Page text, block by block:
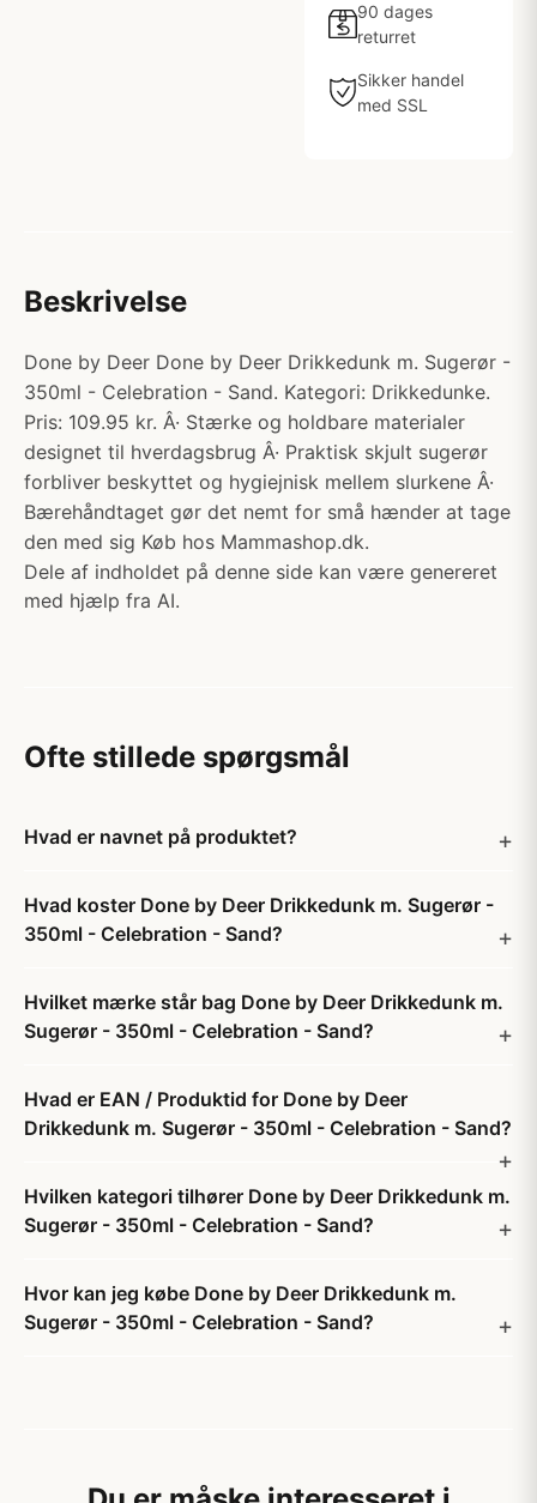
90 dages
returret
Sikker handel
med SSL
Beskrivelse
Done by Deer Done by Deer Drikkedunk m. Sugerør -
350ml - Celebration - Sand. Kategori: Drikkedunke.
Pris: 109.95 kr. Â· Stærke og holdbare materialer
designet til hverdagsbrug Â· Praktisk skjult sugerør
forbliver beskyttet og hygiejnisk mellem slurkene Â·
Bærehåndtaget gør det nemt for små hænder at tage
den med sig Køb hos Mammashop.dk.
Dele af indholdet på denne side kan være genereret
med hjælp fra AI.
Ofte stillede spørgsmål
Hvad er navnet på produktet?
Hvad koster Done by Deer Drikkedunk m. Sugerør -
350ml - Celebration - Sand?
Hvilket mærke står bag Done by Deer Drikkedunk m.
Sugerør - 350ml - Celebration - Sand?
Hvad er EAN / Produktid for Done by Deer
Drikkedunk m. Sugerør - 350ml - Celebration - Sand?
Hvilken kategori tilhører Done by Deer Drikkedunk m.
Sugerør - 350ml - Celebration - Sand?
Hvor kan jeg købe Done by Deer Drikkedunk m.
Sugerør - 350ml - Celebration - Sand?